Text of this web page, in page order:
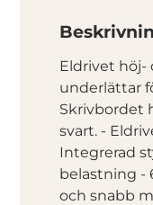
Eldrivet höj-
underlättar
Skrivbordet
svart. -
Integrerad
belastning -
och snabb